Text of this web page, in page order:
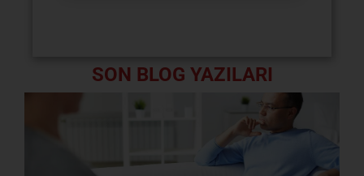
SON BLOG YAZILARI